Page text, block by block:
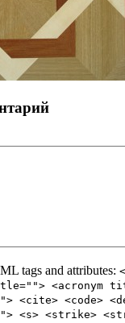
tags and attributes:
<acronym
<cite> <code>
<s> <strike>